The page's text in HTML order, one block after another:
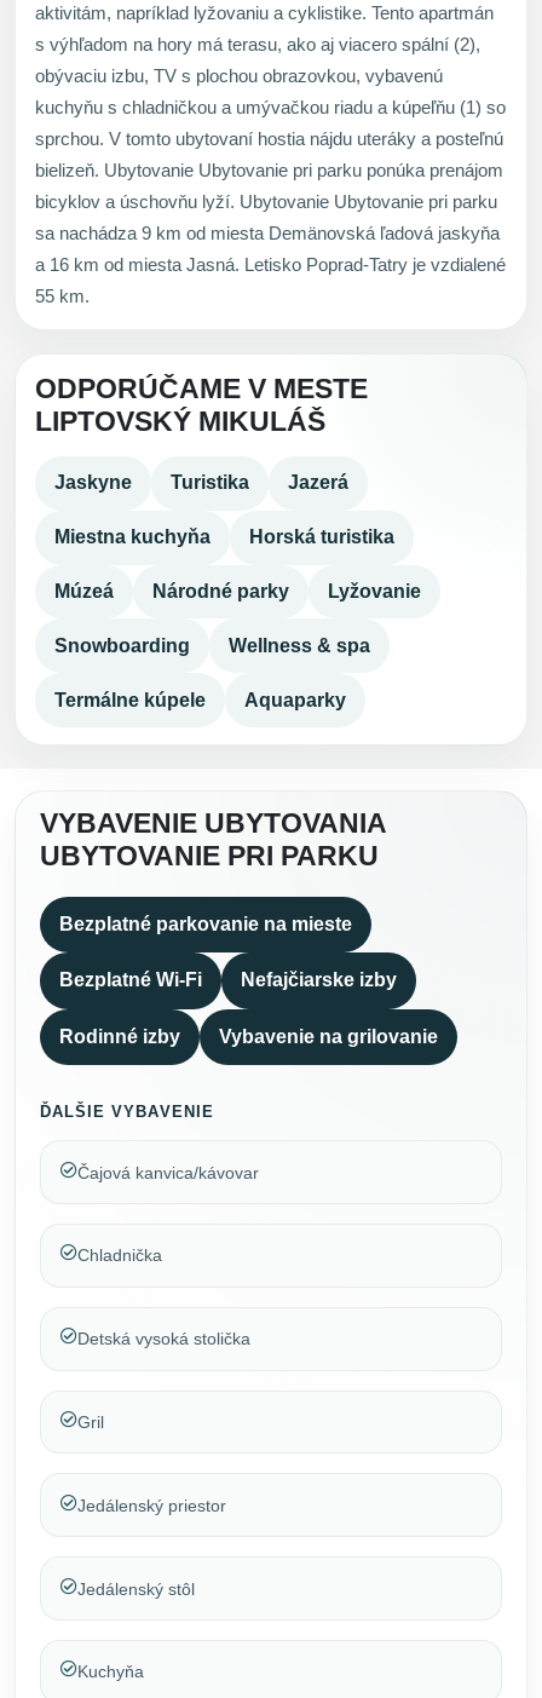
aktivitám, napríklad lyžovaniu a cyklistike. Tento apartmán
s výhľadom na hory má terasu, ako aj viacero spální (2),
obývaciu izbu, TV s plochou obrazovkou, vybavenú
kuchyňu s chladničkou a umývačkou riadu a kúpeľňu (1) so
sprchou. V tomto ubytovaní hostia nájdu uteráky a posteľnú
bielizeň. Ubytovanie Ubytovanie pri parku ponúka prenájom
bicyklov a úschovňu lyží. Ubytovanie Ubytovanie pri parku
sa nachádza 9 km od miesta Demänovská ľadová jaskyňa
a 16 km od miesta Jasná. Letisko Poprad-Tatry je vzdialené
55 km.
ODPORÚČAME V MESTE
LIPTOVSKÝ MIKULÁŠ
Jaskyne Turistika Jazerá
Miestna kuchyňa Horská turistika
Múzeá Národné parky Lyžovanie
Snowboarding Wellness & spa
Termálne kúpele Aquaparky
VYBAVENIE UBYTOVANIA
UBYTOVANIE PRI PARKU
Bezplatné parkovanie na mieste
Bezplatné Wi-Fi Nefajčiarske izby
Rodinné izby Vybavenie na grilovanie
ĎALŠIE VYBAVENIE
Čajová kanvica/kávovar
Chladnička
Detská vysoká stolička
Gril
Jedálenský priestor
Jedálenský stôl
Kuchyňa